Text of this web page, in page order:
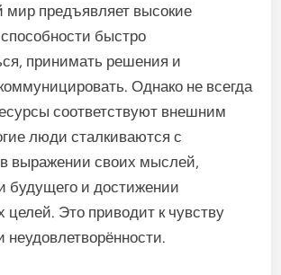
предъявляет высокие
быстро
принимать решения и
Однако не всегда
соответствуют внешним
люди сталкиваются с
выражении своих мыслей,
будущего и достижении
целей. Это приводит к чувству